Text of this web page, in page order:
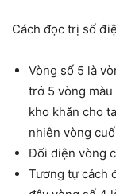
Cách đọc trị số
Vòng số 5 là
trở 5 vòng
kho khăn cho
nhiên vòng
Đối diện vòng
Tương tự cách